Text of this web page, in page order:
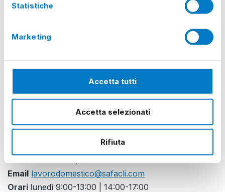
Statistiche
Marketing
Accetta tutti
Accetta selezionati
Rifiuta
Mar, 18/08/2026:
Gio, 20/08/2026:
Ven, 21/08/2026:
Chiuso
Ufficio Patronato Acli
Tel.02 25544777, interno 3
appuntamenti.mi@patronato.acli.it
Sito webwww.patronato.acli.it
Email lavorodomestico@safacli.com
Orari lunedì 9:00-13:00 | 14:00-17:00